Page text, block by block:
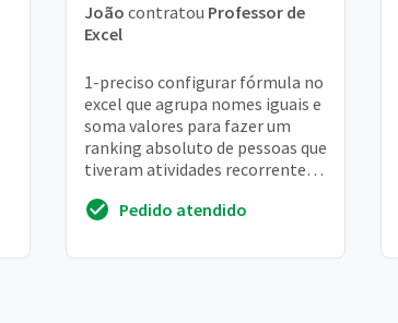
João contratou Professor de
Excel
1-preciso configurar fórmula no
excel que agrupa nomes iguais e
soma valores para fazer um
ranking absoluto de pessoas que
tiveram atividades recorrentes
con...Pedido atendido